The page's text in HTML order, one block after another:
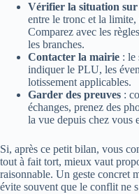
Vérifier la situation sur
entre le tronc et la limite,
Comparez avec les
les branches.
Contacter la mairie : le
indiquer le PLU, les
lotissement applicables.
Garder des preuves :
échanges, prenez des
la vue depuis chez vous
Si, après ce petit bilan, vous
tout à fait tort, mieux vaut
raisonnable. Un geste concret
évite souvent que le conflit ne